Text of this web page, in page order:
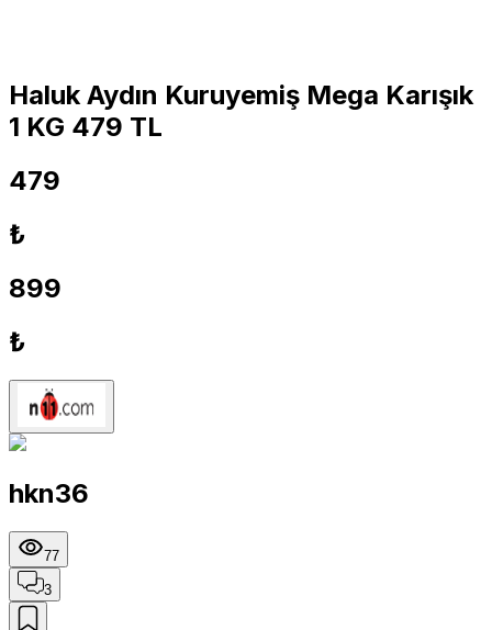
Haluk Aydın Kuruyemiş Mega Karışık
1 KG 479 TL
479
₺
899
₺
hkn36
77
3